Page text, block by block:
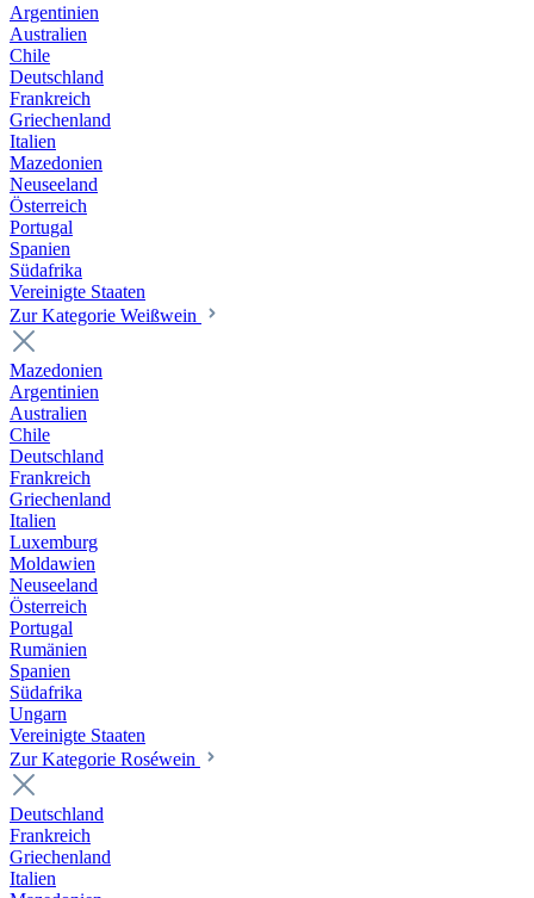
Argentinien
Australien
Chile
Deutschland
Frankreich
Griechenland
Italien
Mazedonien
Neuseeland
Österreich
Portugal
Spanien
Südafrika
Vereinigte Staaten
Zur Kategorie Weißwein
Mazedonien
Argentinien
Australien
Chile
Deutschland
Frankreich
Griechenland
Italien
Luxemburg
Moldawien
Neuseeland
Österreich
Portugal
Rumänien
Spanien
Südafrika
Ungarn
Vereinigte Staaten
Zur Kategorie Roséwein
Deutschland
Frankreich
Griechenland
Italien